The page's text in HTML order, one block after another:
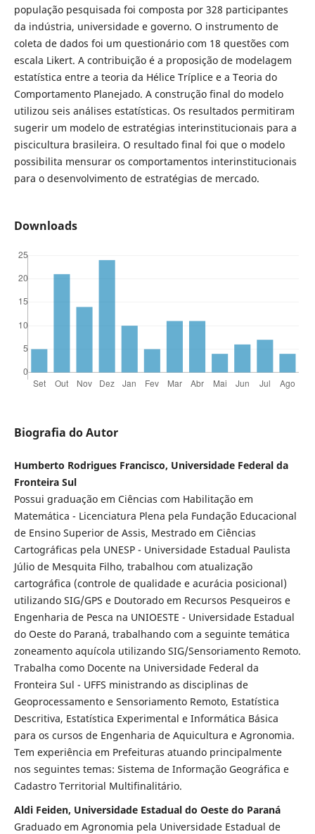
população pesquisada foi composta por 328 participantes
da indústria, universidade e governo. O instrumento de
coleta de dados foi um questionário com 18 questões com
escala Likert. A contribuição é a proposição de modelagem
estatística entre a teoria da Hélice Tríplice e a Teoria do
Comportamento Planejado. A construção final do modelo
utilizou seis análises estatísticas. Os resultados permitiram
sugerir um modelo de estratégias interinstitucionais para a
piscicultura brasileira. O resultado final foi que o modelo
possibilita mensurar os comportamentos interinstitucionais
para o desenvolvimento de estratégias de mercado.
Downloads
Biografia do Autor
Humberto Rodrigues Francisco, Universidade Federal da
Fronteira Sul
Possui graduação em Ciências com Habilitação em
Matemática - Licenciatura Plena pela Fundação Educacional
de Ensino Superior de Assis, Mestrado em Ciências
Cartográficas pela UNESP - Universidade Estadual Paulista
Júlio de Mesquita Filho, trabalhou com atualização
cartográfica (controle de qualidade e acurácia posicional)
utilizando SIG/GPS e Doutorado em Recursos Pesqueiros e
Engenharia de Pesca na UNIOESTE - Universidade Estadual
do Oeste do Paraná, trabalhando com a seguinte temática
zoneamento aquícola utilizando SIG/Sensoriamento Remoto.
Trabalha como Docente na Universidade Federal da
Fronteira Sul - UFFS ministrando as disciplinas de
Geoprocessamento e Sensoriamento Remoto, Estatística
Descritiva, Estatística Experimental e Informática Básica
para os cursos de Engenharia de Aquicultura e Agronomia.
Tem experiência em Prefeituras atuando principalmente
nos seguintes temas: Sistema de Informação Geográfica e
Cadastro Territorial Multifinalitário.
Aldi Feiden, Universidade Estadual do Oeste do Paraná
Graduado em Agronomia pela Universidade Estadual de